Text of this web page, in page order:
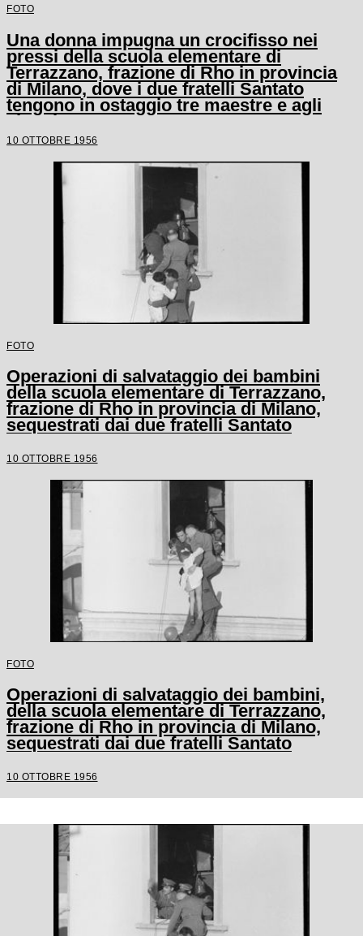
FOTO
Una donna impugna un crocifisso nei
pressi della scuola elementare di
Terrazzano, frazione di Rho in provincia
di Milano, dove i due fratelli Santato
tengono in ostaggio tre maestre e agli
alunni
10 OTTOBRE 1956
FOTO
Operazioni di salvataggio dei bambini
della scuola elementare di Terrazzano,
frazione di Rho in provincia di Milano,
sequestrati dai due fratelli Santato
10 OTTOBRE 1956
FOTO
Operazioni di salvataggio dei bambini,
della scuola elementare di Terrazzano,
frazione di Rho in provincia di Milano,
sequestrati dai due fratelli Santato
10 OTTOBRE 1956